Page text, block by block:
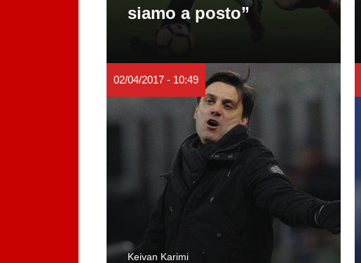
siamo a posto”
02/04/2017 - 10:49
Keivan Karimi